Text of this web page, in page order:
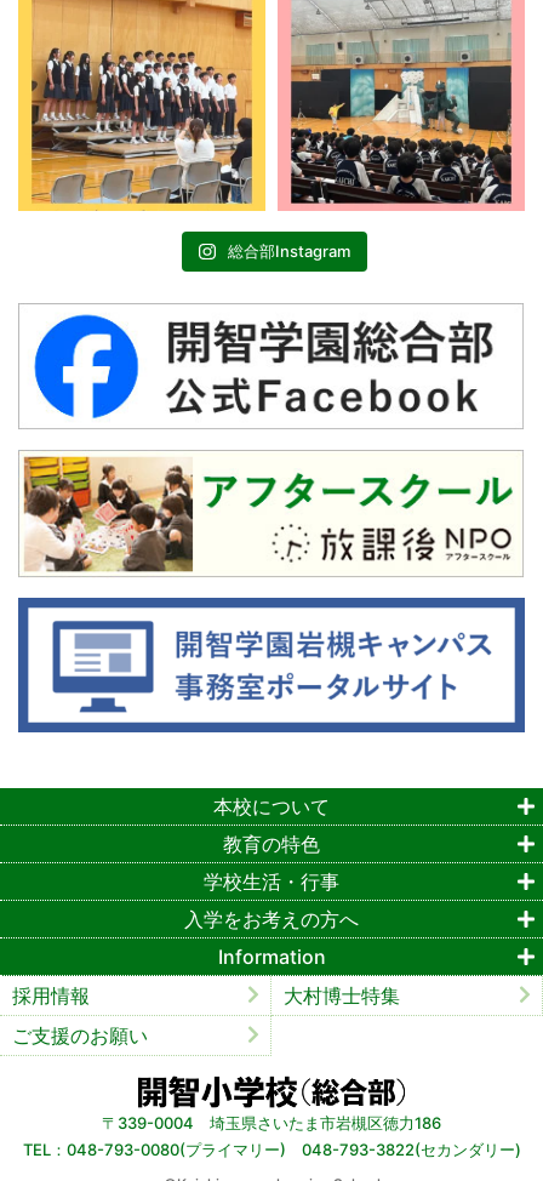
総合部Instagram
〒339-0004 埼玉県さいたま市岩槻区徳力186
TEL：048-793-0080(プライマリー) 048-793-3822(セカンダリー)
本校について
教育の特色
学校生活・行事
入学をお考えの方へ
Information
採用情報
大村博士特集
ご支援のお願い